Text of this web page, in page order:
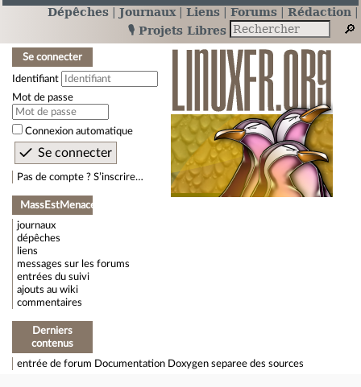
Dépêches Journaux Liens Forums
Rédaction
🎙️ Projets Libres
Se connecter
Identifiant
Mot de passe
Connexion automatique
Pas de compte ? S’inscrire…
MassEstMenace
journaux
dépêches
liens
messages sur les forums
entrées du suivi
ajouts au wiki
commentaires
Derniers
contenus
entrée de forum Documentation Doxygen separee des sources